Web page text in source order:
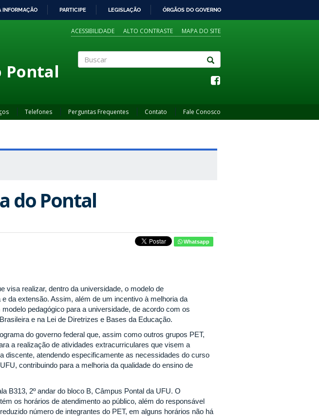
INFORMAÇÃO PARTICIPE LEGISLAÇÃO ÓRGÃOS DO GOVERNO
ACESSIBILIDADE ALTO CONTRASTE MAPA DO SITE
Pontal
Telefones Perguntas Frequentes Contato Fale Conosco
do Pontal
Whatsapp
visa realizar, dentro da universidade, o modelo de
da extensão. Assim, além de um incentivo à melhoria da
pedagógico para a universidade, de acordo com os
e na Lei de Diretrizes e Bases da Educação.
do governo federal que, assim como outros grupos PET,
a realização de atividades extracurriculares que visem a
discente, atendendo especificamente as necessidades do curso
contribuindo para a melhoria da qualidade do ensino de
B313, 2º andar do bloco B, Câmpus Pontal da UFU. O
os horários de atendimento ao público, além do responsável
número de integrantes do PET, em alguns horários não há